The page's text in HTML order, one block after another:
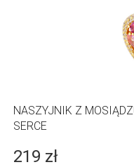
NASZYJNIK Z
SERCE
219 zł